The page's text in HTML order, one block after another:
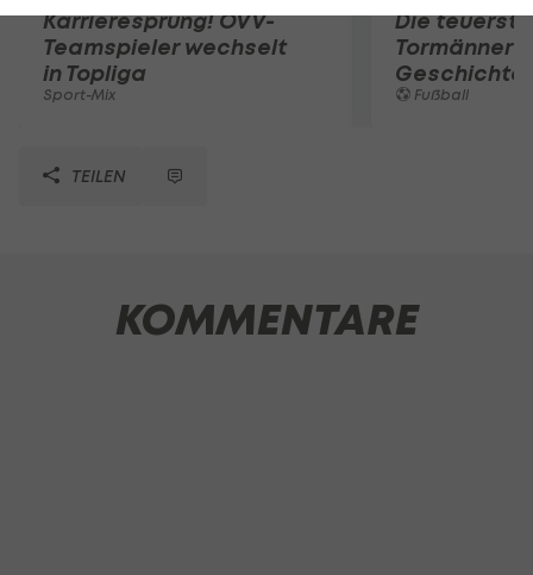
Karrieresprung! ÖVV-
Teamspieler wechselt
in Topliga
Sport-Mix
Die
Tormänner
Geschichte
Fußball
TEILEN
KOMMENTARE